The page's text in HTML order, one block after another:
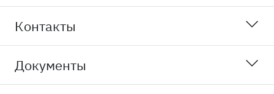
Контакты
Документы